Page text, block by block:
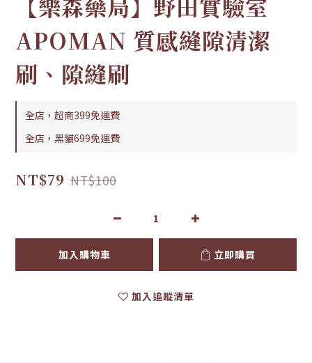
【樂森藥局】野田實驗室
APOMAN 質感縫隙清潔
刷、隙縫刷
全店，超商399免運費
全店，黑貓699免運費
NT$79 NT$100
加入購物車 立即購買
加入追蹤清單